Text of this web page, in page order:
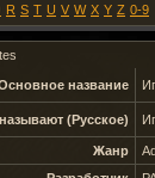
R S T U V W X Y Z 0-9
название
(Русское)
Жанр